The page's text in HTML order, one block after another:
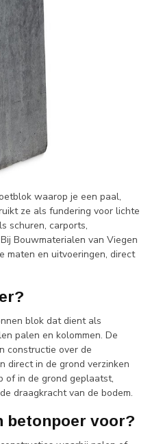
waarop je een paal,
ze als fundering voor lichte
schuren, carports,
Bouwmaterialen van Viegen
maten en uitvoeringen, direct
blok dat dient als
palen en kolommen. De
constructie over de
direct in de grond verzinken
of in de grond geplaatst,
draagkracht van de bodem.
betonpoer voor?